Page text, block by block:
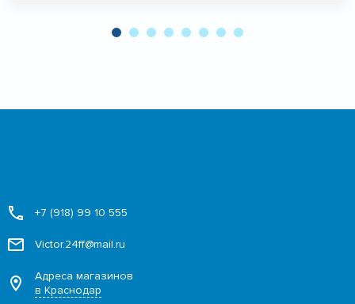
+7 (918) 99 10 555
Victor.24ff@mail.ru
Адреса магазинов
в Краснодар